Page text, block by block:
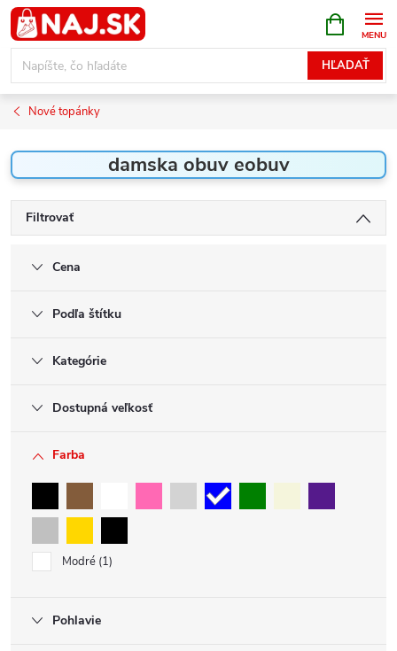
Prejsť
na
obsah
HĽADAŤ
KOŠÍK
Nové topánky
damska obuv eobuv
Filtrovať
Cena
Podľa štítku
Kategórie
Dostupná veľkosť
Farba
Modré 1
Pohlavie